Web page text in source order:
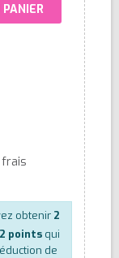
frais
obtenir 2
2 points qui
de